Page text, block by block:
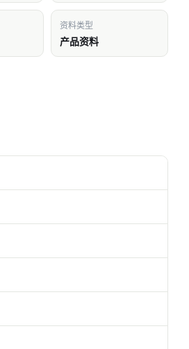
资料类型
产品资料